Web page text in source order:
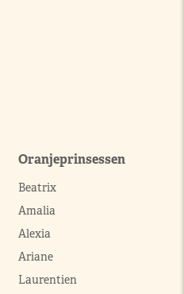
Oranjeprinsessen
Beatrix
Amalia
Alexia
Ariane
Laurentien